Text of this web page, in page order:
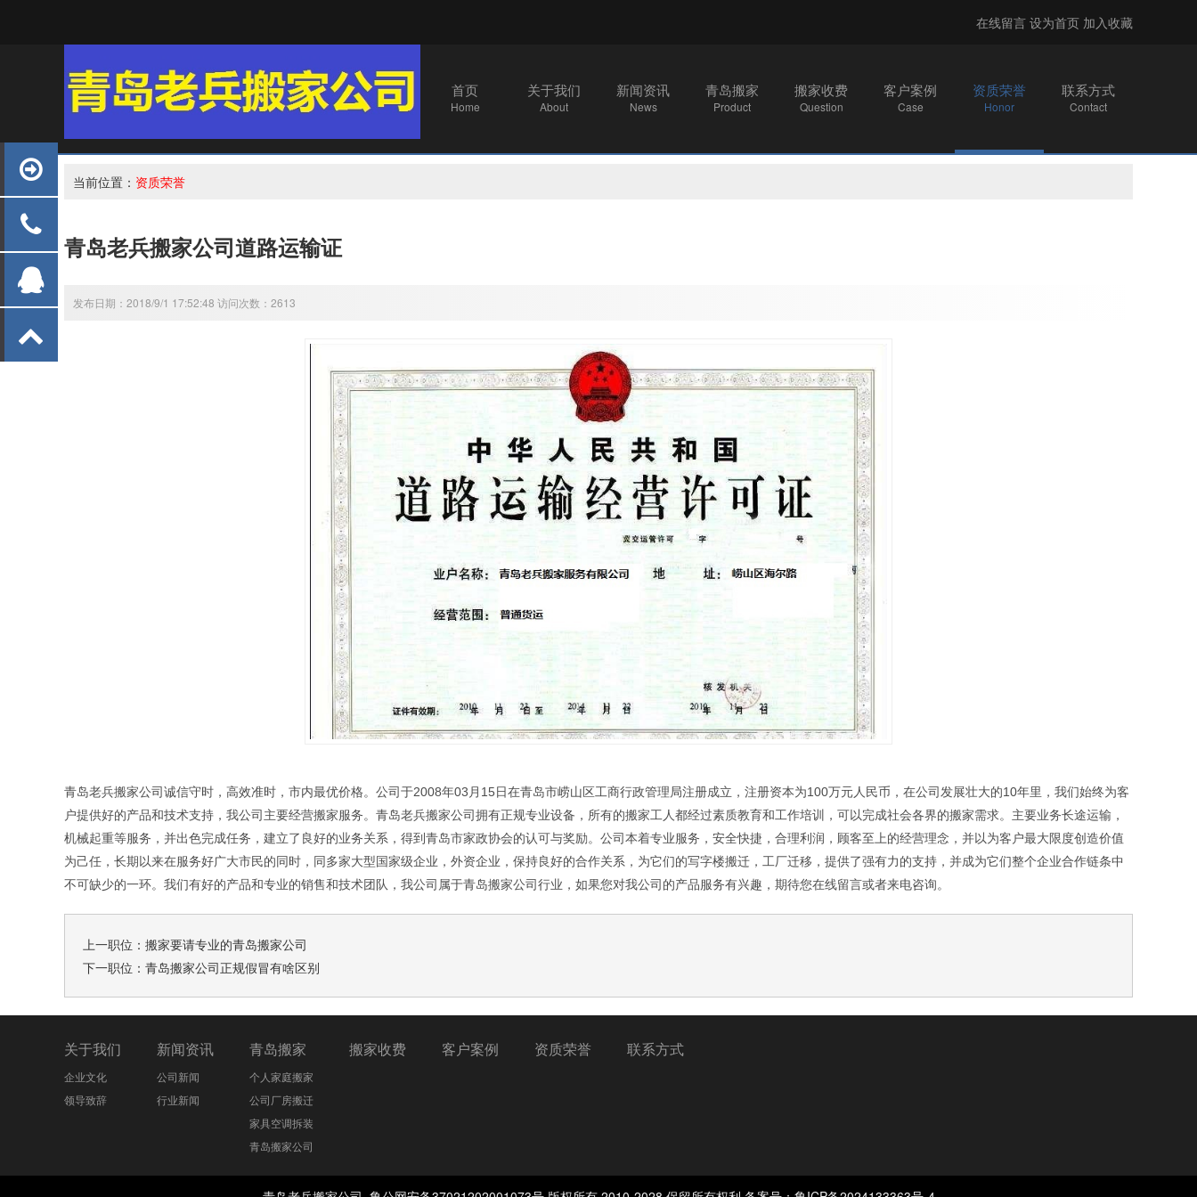
在线留言 设为首页 加入收藏
首页
Home
关于我们
About
新闻资讯
News
青岛搬家
Product
搬家收费
Question
客户案例
Case
资质荣誉
Honor
联系方式
Contact
当前位置： 资质荣誉
青岛老兵搬家公司道路运输证
发布日期：2018/9/1 17:52:48 访问次数：2613
青岛老兵搬家公司诚信守时，高效准时，市内最优价格。公司于2008年03月15日在青岛市崂山区工商行政管理局注册成立，注册资本为100万元人民币，在公司发展壮大的10年里，我们始终为客
户提供好的产品和技术支持，我公司主要经营搬家服务。青岛老兵搬家公司拥有正规专业设备，所有的搬家工人都经过素质教育和工作培训，可以完成社会各界的搬家需求。主要业务长途运输，
机械起重等服务，并出色完成任务，建立了良好的业务关系，得到青岛市家政协会的认可与奖励。公司本着专业服务，安全快捷，合理利润，顾客至上的经营理念，并以为客户最大限度创造价值
为己任，长期以来在服务好广大市民的同时，同多家大型国家级企业，外资企业，保持良好的合作关系，为它们的写字楼搬迁，工厂迁移，提供了强有力的支持，并成为它们整个企业合作链条中
不可缺少的一环。我们有好的产品和专业的销售和技术团队，我公司属于青岛搬家公司行业，如果您对我公司的产品服务有兴趣，期待您在线留言或者来电咨询。
上一职位： 搬家要请专业的青岛搬家公司
下一职位： 青岛搬家公司正规假冒有啥区别
关于我们
企业文化
领导致辞
新闻资讯
公司新闻
行业新闻
青岛搬家
个人家庭搬家
公司厂房搬迁
家具空调拆装
青岛搬家公司
搬家收费 客户案例 资质荣誉 联系方式